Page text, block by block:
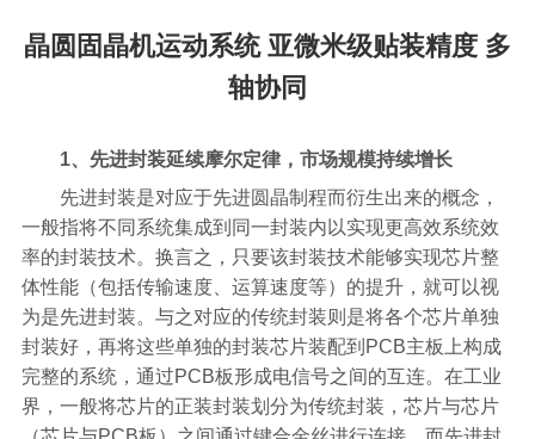
晶圆固晶机运动系统 亚微米级贴装精度 多
轴协同
1、先进封装延续摩尔定律，市场规模持续增长
先进封装是对应于先进圆晶制程而衍生出来的概念，
一般指将不同系统集成到同一封装内以实现更高效系统效
率的封装技术。换言之，只要该封装技术能够实现芯片整
体性能（包括传输速度、运算速度等）的提升，就可以视
为是先进封装。与之对应的传统封装则是将各个芯片单独
封装好，再将这些单独的封装芯片装配到PCB主板上构成
完整的系统，通过PCB板形成电信号之间的互连。在工业
界，一般将芯片的正装封装划分为传统封装，芯片与芯片